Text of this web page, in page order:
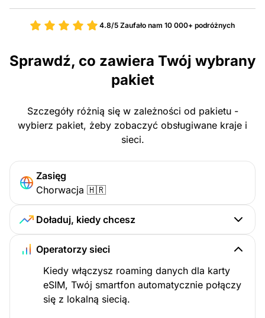
4.8/5Zaufało nam 10 000+ podróżnych
Sprawdź, co zawiera Twój wybrany
pakiet
Szczegóły różnią się w zależności od pakietu -
wybierz pakiet, żeby zobaczyć obsługiwane kraje i
sieci.
Zasięg
Chorwacja 🇭🇷
Doładuj, kiedy chcesz
Operatorzy sieci
Kiedy włączysz roaming danych dla karty
eSIM, Twój smartfon automatycznie połączy
się z lokalną siecią.